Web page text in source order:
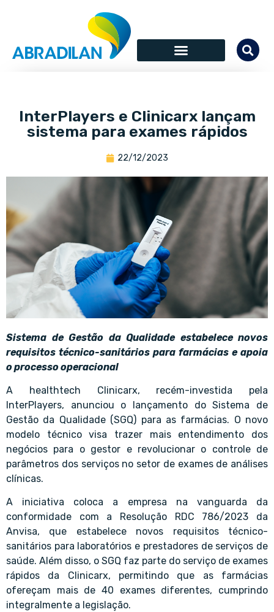
InterPlayers e Clinicarx lançam
sistema para exames rápidos
22/12/2023
Sistema de Gestão da Qualidade estabelece novos
requisitos técnico-sanitários para farmácias e apoia
o processo operacional
A healthtech Clinicarx, recém-investida pela
InterPlayers, anunciou o lançamento do Sistema de
Gestão da Qualidade (SGQ) para as farmácias. O novo
modelo técnico visa trazer mais entendimento dos
negócios para o gestor e revolucionar o controle de
parâmetros dos serviços no setor de exames de análises
clínicas.
A iniciativa coloca a empresa na vanguarda da
conformidade com a Resolução RDC 786/2023 da
Anvisa, que estabelece novos requisitos técnico-
sanitários para laboratórios e prestadores de serviços de
saúde. Além disso, o SGQ faz parte do serviço de exames
rápidos da Clinicarx, permitindo que as farmácias
ofereçam mais de 40 exames diferentes, cumprindo
integralmente a legislação.